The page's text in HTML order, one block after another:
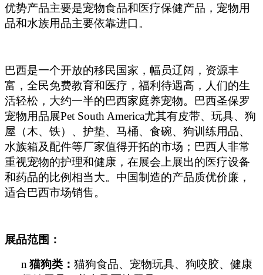
优势产品主要是宠物食品和医疗保健产品，宠物用
品和水族用品主要依靠进口。
巴西是一个开放的移民国家，幅员辽阔，资源丰
富，全民免费教育和医疗，福利待遇高，人们的生
活轻松，大约一半的巴西家庭养宠物。巴西圣保罗
宠物用品展Pet South America尤其有皮带、玩具、狗
屋（木、铁）、护垫、马桶、食碗、狗训练用品、
水族箱及配件等厂家值得开拓的市场；巴西人非常
重视宠物的护理和健康，在展会上展出的医疗设备
和药品的比例相当大。中国制造的产品质优价廉，
适合巴西市场销售。
展品范围：
n猫狗类： 猫狗食品、宠物玩具、狗咬胶、健康